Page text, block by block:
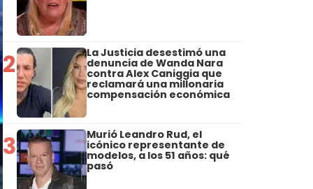
2 La Justicia desestimó una
denuncia de Wanda Nara
contra Alex Caniggia que
reclamará una millonaria
compensación económica
3 Murió Leandro Rud, el
icónico representante de
modelos, a los 51 años: qué
pasó